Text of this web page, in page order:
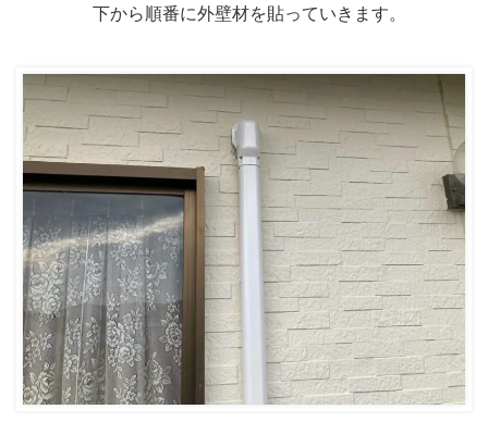
下から順番に外壁材を貼っていきます。